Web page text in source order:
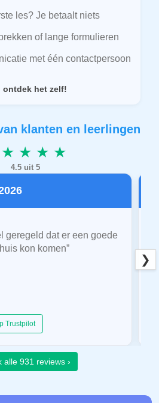
les? Je betaalt niets
of lange formulieren
met één contactpersoon
ontdek het zelf!
klanten en leerlingen
★ ★ ★
4.5 uit 5
geregeld dat er een goede
kon komen”
Trustpilot
❯
alle 931 reviews ›